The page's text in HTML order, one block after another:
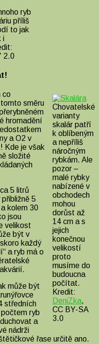
akvárium
–
2.
příliš
to jak
i
2.0
Chovatelské
varianty
skalár patří
k oblíbeným
a nepříliš
náročným
rybkám. Ale
pozor –
malé rybky
nabízené v
obchodech
mohou
dorůst až
14 cm a s
jejich
konečnou
velikostí
proto
musíme do
budoucna
počítat.
Kredit:
DeniZka,
CC BY-SA
3.0
co
směru
hromadění
a O2 v
Kde je však
složité
5 litrů
5
kolem 30
jsou
velikost
být v
každý
a ryb má o
může být
středních
ryb
a
nádrži
řase určitě ano.